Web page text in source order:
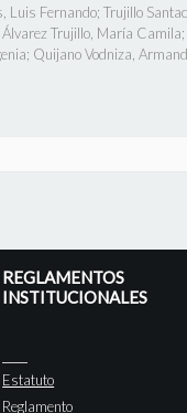
Luis Fernando; Trujillo
Álvarez Trujillo, María Camila;
; Quijano Vodniza,
REGLAMENTOS
INSTITUCIONALES
Estatuto
Reglamento